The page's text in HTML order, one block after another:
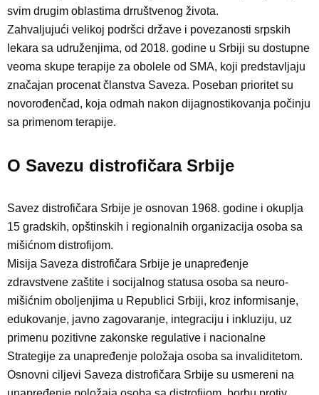
svim drugim oblastima drruštvenog života.
Zahvaljujući velikoj podršci države i povezanosti srpskih
lekara sa udruženjima, od 2018. godine u Srbiji su dostupne
veoma skupe terapije za obolele od SMA, koji predstavljaju
značajan procenat članstva Saveza. Poseban prioritet su
novorođenčad, koja odmah nakon dijagnostikovanja počinju
sa primenom terapije.
O Savezu distrofičara Srbije
Savez distrofičara Srbije je osnovan 1968. godine i okuplja
15 gradskih, opštinskih i regionalnih organizacija osoba sa
mišićnom distrofijom.
Misija Saveza distrofičara Srbije je unapređenje
zdravstvene zaštite i socijalnog statusa osoba sa neuro-
mišićnim oboljenjima u Republici Srbiji, kroz informisanje,
edukovanje, javno zagovaranje, integraciju i inkluziju, uz
primenu pozitivne zakonske regulative i nacionalne
Strategije za unapređenje položaja osoba sa invaliditetom.
Osnovni ciljevi Saveza distrofičara Srbije su usmereni na